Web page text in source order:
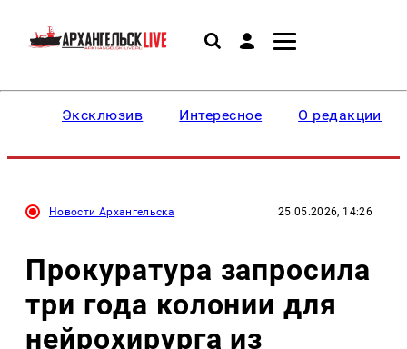
Эксклюзив Интересное О редакции
Новости Архангельска 25.05.2026, 14:26
Прокуратура запросила
три года колонии для
нейрохирурга из